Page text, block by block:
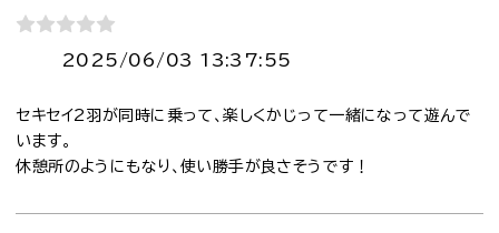
2025/06/03 13:37:55
セキセイ2羽が同時に乗って、楽しくかじって一緒になって遊んで
います。
休憩所のようにもなり、使い勝手が良さそうです！